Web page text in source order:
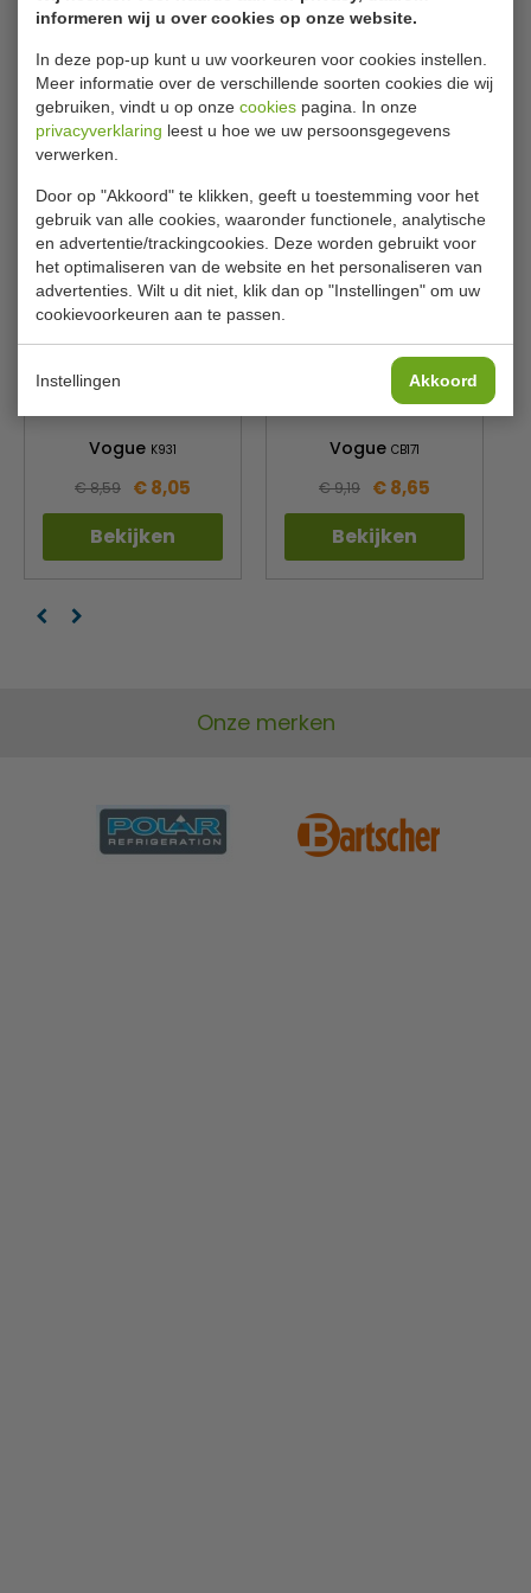
informeren wij u over cookies op onze website.
In deze pop-up kunt u uw voorkeuren voor cookies instellen.
Meer informatie over de verschillende soorten cookies die wij
gebruiken, vindt u op onze cookies pagina. In onze
privacyverklaring leest u hoe we uw persoonsgegevens
verwerken.
Door op "Akkoord" te klikken, geeft u toestemming voor het
gebruik van alle cookies, waaronder functionele, analytische
en advertentie/trackingcookies. Deze worden gebruikt voor
het optimaliseren van de website en het personaliseren van
advertenties. Wilt u dit niet, klik dan op "Instellingen" om uw
cookievoorkeuren aan te passen.
Instellingen Akkoord
Inhoud
4 Liter
Gerelateerde producten
Vogue K931
€ 8,59 € 8,05
Bekijken
GN 1/2 Div. maten
Vogue CB171
€ 9,19 € 8,65
Bekijken
Onze merken